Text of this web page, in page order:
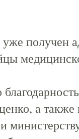
получен
а также